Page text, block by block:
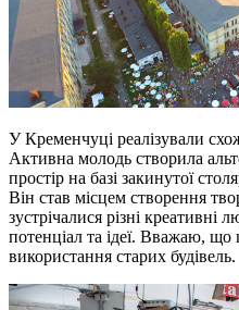
У Кременчуці реалізували
Активна молодь створила
простір на базі закинутої
Він став місцем створення
зустрічалися різні креативні
потенціал та ідеї. Вважаю,
використання старих будівель.